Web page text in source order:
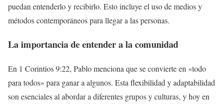
puedan entenderlo y recibirlo. Esto incluye el uso de medios y
métodos contemporáneos para llegar a las personas.
La importancia de entender a la comunidad
En 1 Corintios 9:22, Pablo menciona que se convierte en «todo
para todos» para ganar a algunos. Esta flexibilidad y adaptabilidad
son esenciales al abordar a diferentes grupos y culturas, y hoy en